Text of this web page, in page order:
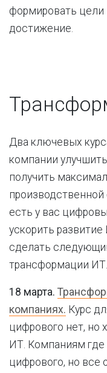
формировать цели
достижение.
Два ключевых
компании
получить
есть у вас
ускорить
сделать
трансформации ИТ.
18 марта.
компаниях. Курс
цифрового нет, но
ИТ. Компаниям
цифрового, но